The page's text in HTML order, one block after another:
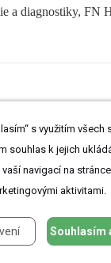
a diagnostiky, FN
G, Caraffa A, Ronconi
the likelihood of
34(2), doi:
Wang MY, Chen C, Luo
the corresponding
2020, 36, doi:
s využitím všech
souhlas k jejich
navigací na
aktivitami.
Souhlasím